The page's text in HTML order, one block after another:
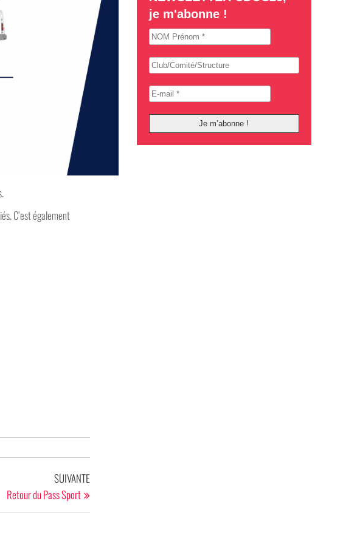
C’est également
Article
suivant
SUIVANTE
Retour du Pass Sport
je m'abonne !